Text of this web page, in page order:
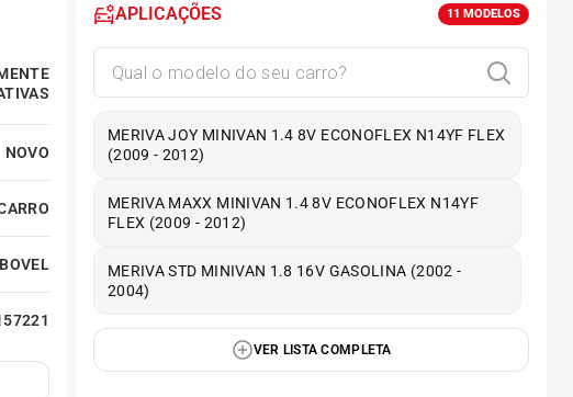
NOVO
APLICAÇÕES 11 MODELOS
MERIVA JOY MINIVAN 1.4 8V ECONOFLEX N14YF FLEX
(2009 - 2012)
MERIVA MAXX MINIVAN 1.4 8V ECONOFLEX N14YF
FLEX (2009 - 2012)
MERIVA STD MINIVAN 1.8 16V GASOLINA (2002 -
2004)
VER LISTA COMPLETA